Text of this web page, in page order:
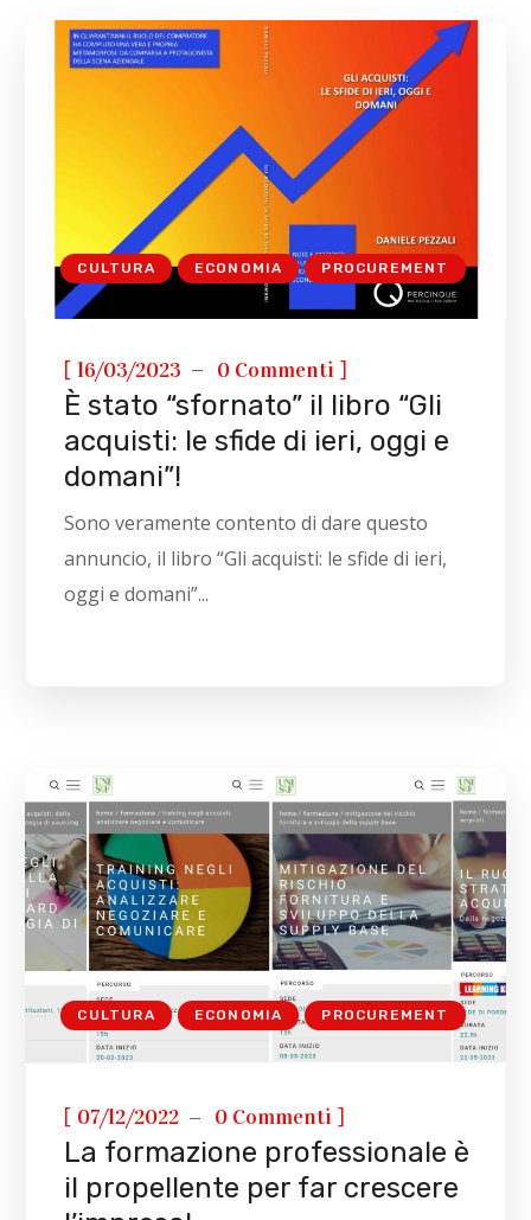
CULTURA ECONOMIA PROCUREMENT
[16/03/2023 0 Commenti ]
È stato “sfornato” il libro “Gli
acquisti: le sfide di ieri, oggi e
domani”!
Sono veramente contento di dare questo
annuncio, il libro “Gli acquisti: le sfide di ieri,
oggi e domani”...
CULTURA ECONOMIA PROCUREMENT
[ 07/12/2022 0 Commenti ]
La formazione professionale è
il propellente per far crescere